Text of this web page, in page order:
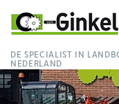
DE SPECIALIST IN
NEDERLAND